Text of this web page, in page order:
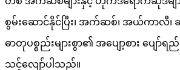
စွမ်းဆောင်နိုင်ပြီး၊ အက်ဆစ်၊ အယ်ကာလီ၊
ဓာတုပစ္စည်းများစွာ၏ အပျော့စား ပျေ
သင့်လျော်ပါသည်။